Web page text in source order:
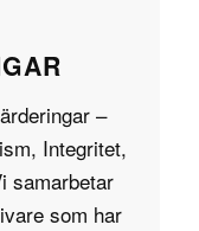
–
Integritet,
samarbetar
som har